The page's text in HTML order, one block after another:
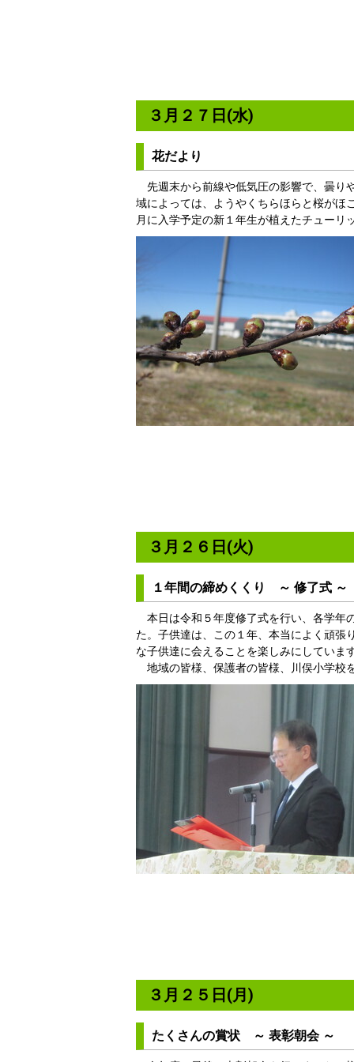
３月２７日(水)
花だより
先週末から前線や低気圧の影響で、曇り
域によっては、ようやくちらほらと桜がほ
月に入学予定の新１年生が植えたチューリ
３月２６日(火)
１年間の締めくくり ～ 修了式
本日は令和５年度修了式を行い、各学年
た。子供達は、この１年、本当によく頑張
な子供達に会えることを楽しみにしていま
地域の皆様、保護者の皆様、川俣小学校
３月２５日(月)
たくさんの賞状 ～ 表彰朝会 ～